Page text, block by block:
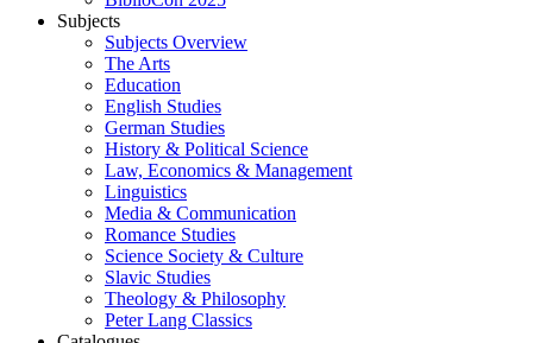
Subjects
Subjects Overview
The Arts
Education
English Studies
German Studies
History & Political Science
Law, Economics & Management
Linguistics
Media & Communication
Romance Studies
Science Society & Culture
Slavic Studies
Theology & Philosophy
Peter Lang Classics